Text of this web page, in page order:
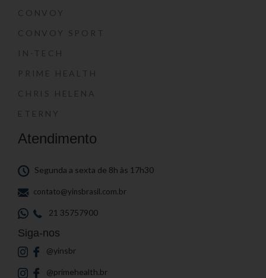
CONVOY
CONVOY SPORT
IN-TECH
PRIME HEALTH
CHRIS HELENA
ETERNY
Atendimento
Segunda a sexta de 8h às 17h30
contato@yinsbrasil.com.br
21 35757900
Siga-nos
@yinsbr
@primehealth.br